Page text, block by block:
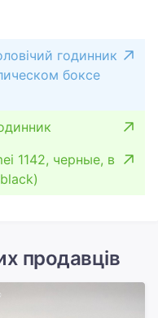
годинник
боксе
1142, черные, в
продавців